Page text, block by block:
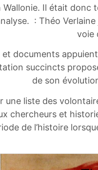
Wallonie. Il était donc
: Théo
voie
et documents
succincts
de son
une liste des
chercheurs et
de l’histoire